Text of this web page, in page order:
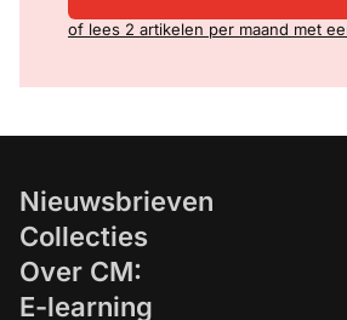
of lees 2 artikelen per maand met
Nieuwsbrieven
Collecties
Over CM:
E-learning